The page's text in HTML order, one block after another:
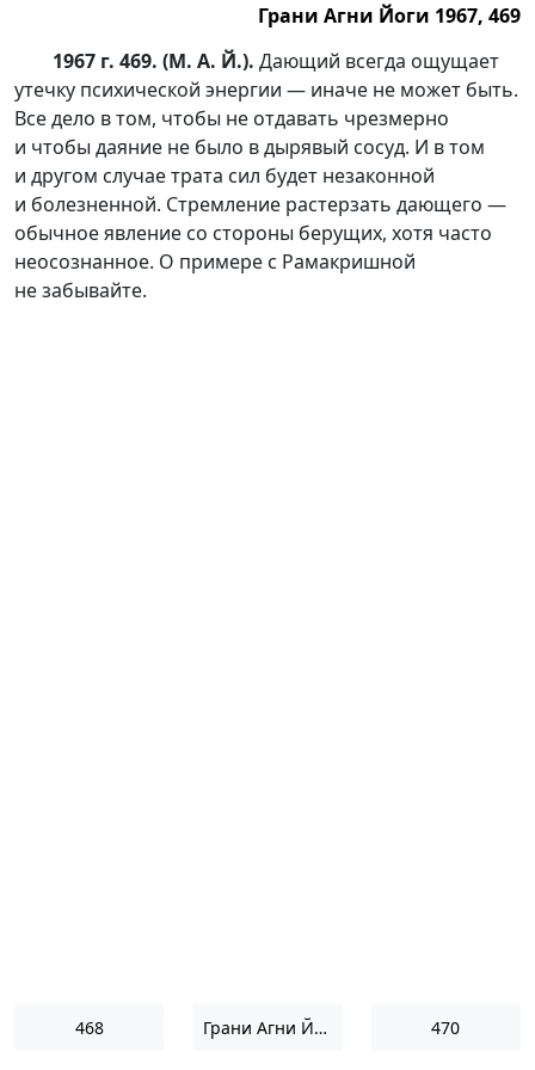
Грани Агни Йоги 1967, 469
1967 г. 469. (М. А. Й.). Дающий всегда ощущает
утечку психической энергии — иначе не может быть.
Все дело в том, чтобы не отдавать чрезмерно
и чтобы даяние не было в дырявый сосуд. И в том
и другом случае трата сил будет незаконной
и болезненной. Стремление растерзать дающего —
обычное явление со стороны берущих, хотя часто
неосознанное. О примере с Рамакришной
не забывайте.
468 Грани Агни Йоги 1967 470